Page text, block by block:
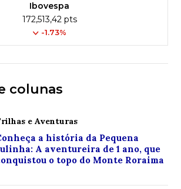
Ibovespa
172,513,42 pts
-1.73%
colunas
e Aventuras
a história da Pequena
A aventureira de 1 ano, que
o topo do Monte Roraima